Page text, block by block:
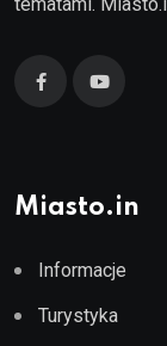
Miasto.in
Informacje
Turystyka